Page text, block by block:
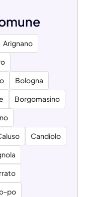
Arignano
Bologna
Borgomasino
Candiolo
po